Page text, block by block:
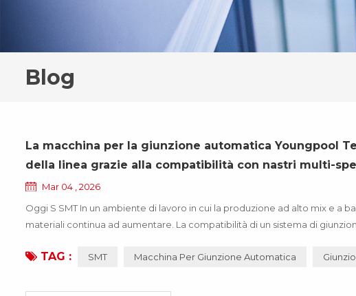
Blog
La macchina per la giunzione automatica Youngpool
della linea grazie alla compatibilità con nastri multi-
Mar 04 , 2026
Oggi S SMT In un ambiente di lavoro in cui la produzione ad alto mix e a
materiali continua ad aumentare. La compatibilità di un sistema di
TAG : SMT Macchina Per Giunzione Automatica